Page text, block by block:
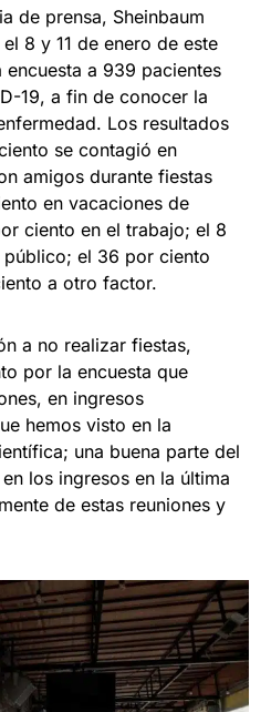
de prensa, Sheinbaum
8 y 11 de enero de este
a 939 pacientes
19, a fin de conocer la
Los resultados
se contagió en
amigos durante fiestas
en vacaciones de
ciento en el trabajo; el 8
el 36 por ciento
a otro factor.
a no realizar fiestas,
por la encuesta que
en ingresos
hemos visto en la
una buena parte del
los ingresos en la última
de estas reuniones y